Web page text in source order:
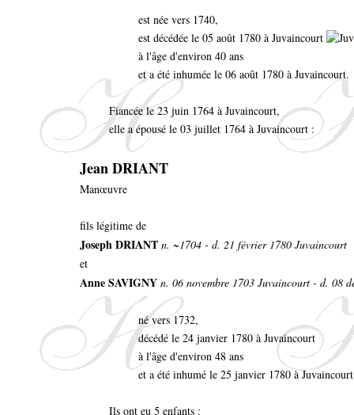
est née vers 1740,
est décédée le 05 août 1780 à Juvaincourt
à l'âge d'environ 40 ans
et a été inhumée le 06 août 1780 à Juvaincourt.
Fiancée le 23 juin 1764 à Juvaincourt,
elle a épousé le 03 juillet 1764 à Juvaincourt :
Jean DRIANT
Manœuvre
fils légitime de
Joseph DRIANT n. ~1704 - d. 21 février 1780 Juvaincourt
et
Anne SAVIGNY n. 06 novembre 1703 Juvaincourt - d. 08
né vers 1732,
décédé le 24 janvier 1780 à Juvaincourt
à l'âge d'environ 48 ans
et a été inhumé le 25 janvier 1780 à
Ils ont eu 5 enfants :